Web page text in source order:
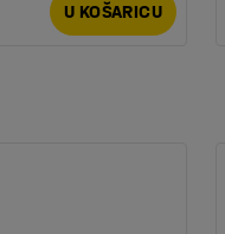
U KOŠARICU